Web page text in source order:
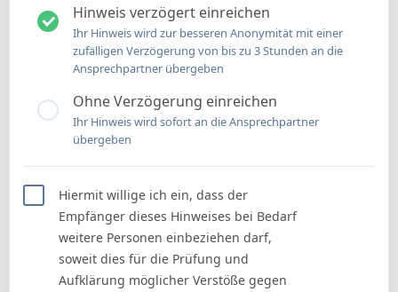
Hinweis verzögert einreichen
Ihr Hinweis wird zur besseren Anonymität mit einer
zufälligen Verzögerung von bis zu 3 Stunden an die
Ansprechpartner übergeben
Ohne Verzögerung einreichen
Ihr Hinweis wird sofort an die Ansprechpartner
übergeben
Hiermit willige ich ein, dass der
Empfänger dieses Hinweises bei Bedarf
weitere Personen einbeziehen darf,
soweit dies für die Prüfung und
Aufklärung möglicher Verstöße gegen